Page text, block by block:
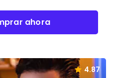
ahora
4.87